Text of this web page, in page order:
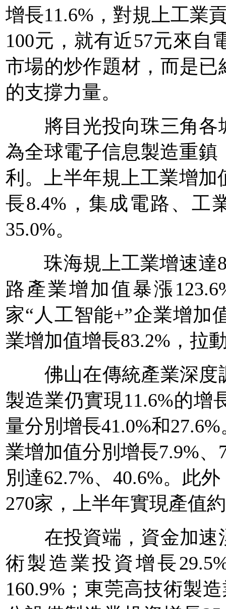
增長11.6%，對規上工業
100元，就有近57元來
市場的炒作題材，而是
的支撐力量。
將目光投向珠三角各
為全球電子信息製造重
利。上半年規上工業增加
長8.4%，集成電路、工
35.0%。
珠海規上工業增速達
路產業增加值暴漲
家“人工智能+”企業增加
業增加值增長83.2%，拉
佛山在傳統產業深度
製造業仍實現11.6%的增
量分別增長41.0%和
業增加值分別增長7.9%
別達62.7%、40.6%。此
270家，上半年實現產值
在投資端，資金加速
術製造業投資增長
160.9%；東莞高技術製